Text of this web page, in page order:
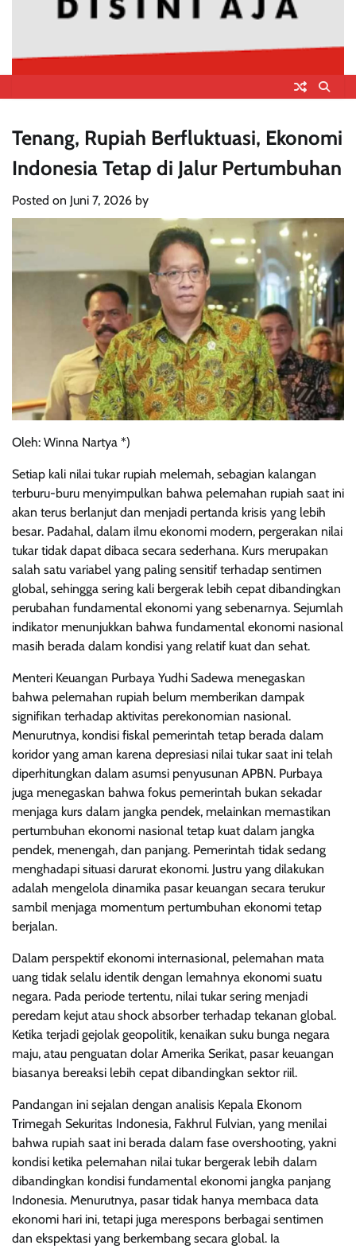
Tenang, Rupiah Berfluktuasi, Ekonomi
Indonesia Tetap di Jalur Pertumbuhan
Posted on Juni 7, 2026 by
Oleh: Winna Nartya *)
Setiap kali nilai tukar rupiah melemah, sebagian kalangan
terburu-buru menyimpulkan bahwa pelemahan rupiah saat ini
akan terus berlanjut dan menjadi pertanda krisis yang lebih
besar. Padahal, dalam ilmu ekonomi modern, pergerakan nilai
tukar tidak dapat dibaca secara sederhana. Kurs merupakan
salah satu variabel yang paling sensitif terhadap sentimen
global, sehingga sering kali bergerak lebih cepat dibandingkan
perubahan fundamental ekonomi yang sebenarnya. Sejumlah
indikator menunjukkan bahwa fundamental ekonomi nasional
masih berada dalam kondisi yang relatif kuat dan sehat.
Menteri Keuangan Purbaya Yudhi Sadewa menegaskan
bahwa pelemahan rupiah belum memberikan dampak
signifikan terhadap aktivitas perekonomian nasional.
Menurutnya, kondisi fiskal pemerintah tetap berada dalam
koridor yang aman karena depresiasi nilai tukar saat ini telah
diperhitungkan dalam asumsi penyusunan APBN. Purbaya
juga menegaskan bahwa fokus pemerintah bukan sekadar
menjaga kurs dalam jangka pendek, melainkan memastikan
pertumbuhan ekonomi nasional tetap kuat dalam jangka
pendek, menengah, dan panjang. Pemerintah tidak sedang
menghadapi situasi darurat ekonomi. Justru yang dilakukan
adalah mengelola dinamika pasar keuangan secara terukur
sambil menjaga momentum pertumbuhan ekonomi tetap
berjalan.
Dalam perspektif ekonomi internasional, pelemahan mata
uang tidak selalu identik dengan lemahnya ekonomi suatu
negara. Pada periode tertentu, nilai tukar sering menjadi
peredam kejut atau shock absorber terhadap tekanan global.
Ketika terjadi gejolak geopolitik, kenaikan suku bunga negara
maju, atau penguatan dolar Amerika Serikat, pasar keuangan
biasanya bereaksi lebih cepat dibandingkan sektor riil.
Pandangan ini sejalan dengan analisis Kepala Ekonom
Trimegah Sekuritas Indonesia, Fakhrul Fulvian, yang menilai
bahwa rupiah saat ini berada dalam fase overshooting, yakni
kondisi ketika pelemahan nilai tukar bergerak lebih dalam
dibandingkan kondisi fundamental ekonomi jangka panjang
Indonesia. Menurutnya, pasar tidak hanya membaca data
ekonomi hari ini, tetapi juga merespons berbagai sentimen
dan ekspektasi yang berkembang secara global. Ia